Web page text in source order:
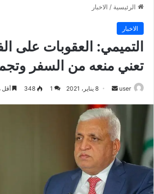
الرئيسية / الاخبار
الاخبار
التميمي: العقوبات على
تعني منعه من السفر
user
أرسل
إلكترونيا
8 يناير، 2021 1
348 أقل